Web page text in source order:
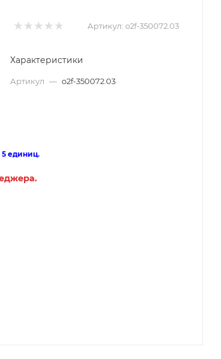
Артикул: o2f-350072.03
Характеристики
Артикул — o2f-350072.03
5 единиц.